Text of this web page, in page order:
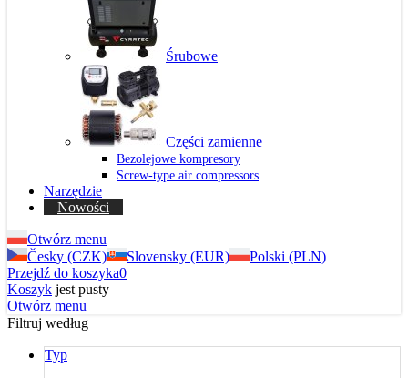
Śrubowe
Części zamienne
Bezolejowe kompresory
Screw-type air compressors
Narzędzie
Nowości
Otwórz menu
Česky (CZK)
Slovensky (EUR)
Polski (PLN)
Przejdź do koszyka0
Koszyk jest pusty
Otwórz menu
Filtruj według
Typ